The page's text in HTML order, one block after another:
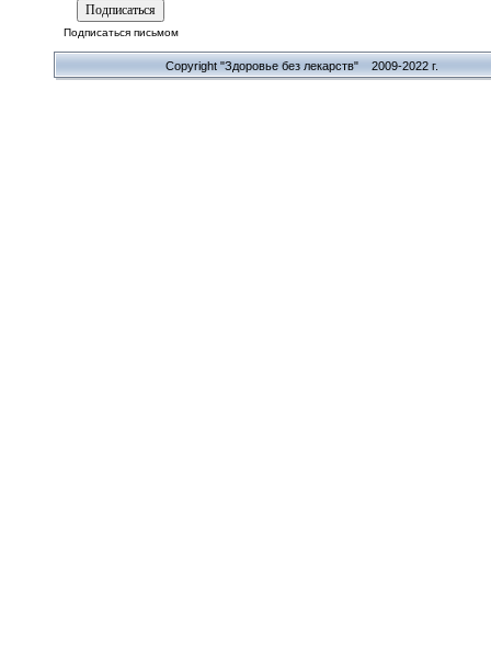
Подписаться письмом
Copyright "Здоровье без лекарств" 2009-2022 г.